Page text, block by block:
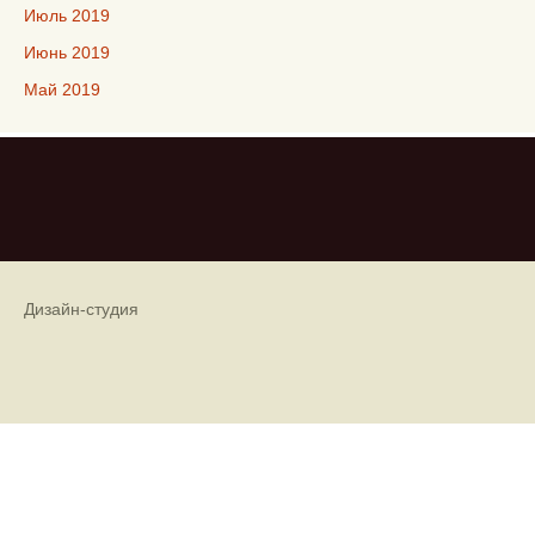
Июль 2019
Июнь 2019
Май 2019
Дизайн-студия